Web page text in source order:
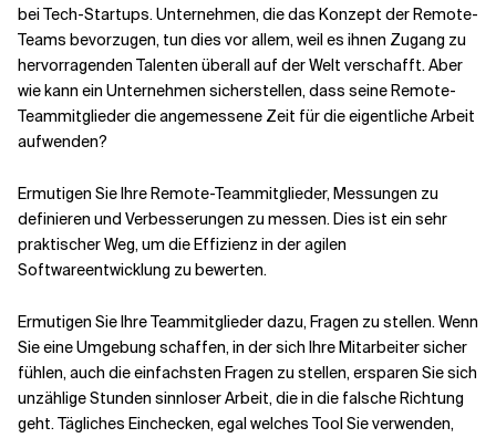
bei Tech-Startups. Unternehmen, die das Konzept der Remote-
Teams bevorzugen, tun dies vor allem, weil es ihnen Zugang zu
hervorragenden Talenten überall auf der Welt verschafft. Aber
wie kann ein Unternehmen sicherstellen, dass seine Remote-
Teammitglieder die angemessene Zeit für die eigentliche Arbeit
aufwenden?
Ermutigen Sie Ihre Remote-Teammitglieder, Messungen zu
definieren und Verbesserungen zu messen. Dies ist ein sehr
praktischer Weg, um die Effizienz in der agilen
Softwareentwicklung zu bewerten.
Ermutigen Sie Ihre Teammitglieder dazu, Fragen zu stellen. Wenn
Sie eine Umgebung schaffen, in der sich Ihre Mitarbeiter sicher
fühlen, auch die einfachsten Fragen zu stellen, ersparen Sie sich
unzählige Stunden sinnloser Arbeit, die in die falsche Richtung
geht. Tägliches Einchecken, egal welches Tool Sie verwenden,